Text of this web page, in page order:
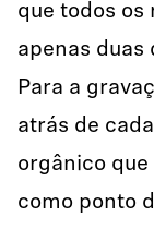
que todos os
apenas duas
Para a
atrás de
orgânico
como ponto